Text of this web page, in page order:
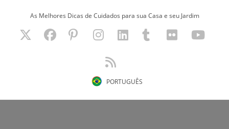
As Melhores Dicas de Cuidados para sua Casa e seu Jardim
PORTUGUÊS